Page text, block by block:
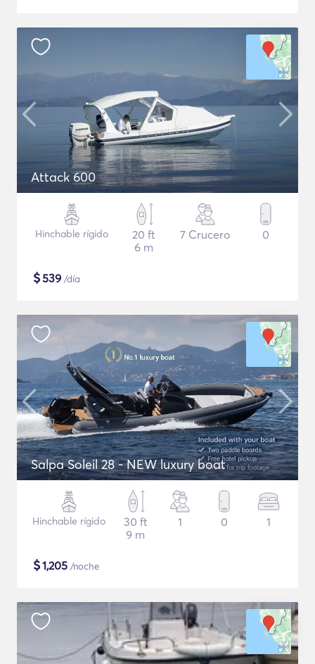
Attack 600
Hinchable rígido
20 ft
6 m
7 Crucero 0
$539 /día
Salpa Soleil 28 - NEW luxury boat
Hinchable rígido
30 ft
9 m
1 0 1
$1,205 /noche